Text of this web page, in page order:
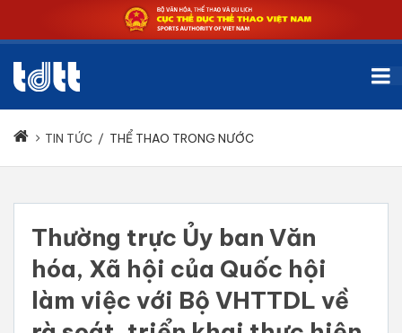
TIN TỨC / THỂ THAO TRONG NƯỚC
Thường trực Ủy ban Văn
hóa, Xã hội của Quốc hội
làm việc với Bộ VHTTDL về